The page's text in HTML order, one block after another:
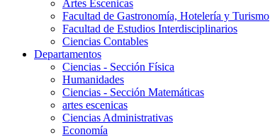
Artes Escenicas
Facultad de Gastronomía, Hotelería y Turismo
Facultad de Estudios Interdisciplinarios
Ciencias Contables
Departamentos
Ciencias - Sección Física
Humanidades
Ciencias - Sección Matemáticas
artes escenicas
Ciencias Administrativas
Economía